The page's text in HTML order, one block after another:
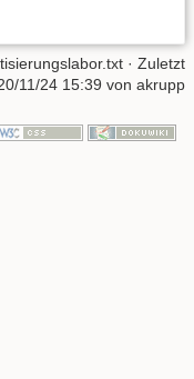
· Zuletzt
11/24 15:39 von akrupp